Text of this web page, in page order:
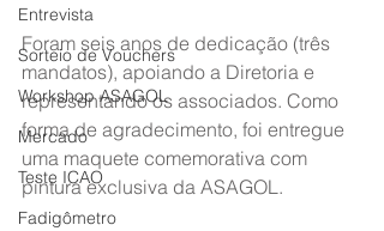
Entrevista
Sorteio de Vouchers
Workshop ASAGOL
Mercado
Teste ICAO
Fadigômetro
Foram seis anos de dedicação (três
mandatos), apoiando a Diretoria e
representando os associados. Como
forma de agradecimento, foi entregue
uma maquete comemorativa com
pintura exclusiva da ASAGOL.